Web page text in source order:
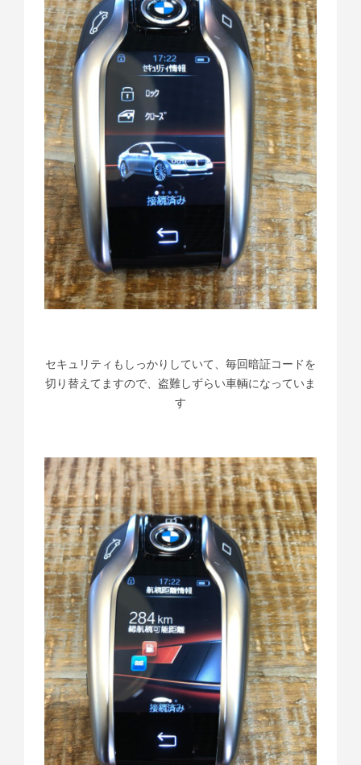
セキュリティもしっかりしていて、毎回暗証コードを
切り替えてますので、盗難しずらい車輌になっていま
す